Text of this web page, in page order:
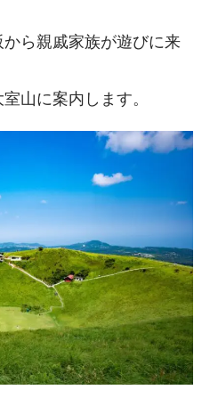
ら親戚家族が遊びに来
山に案内します。